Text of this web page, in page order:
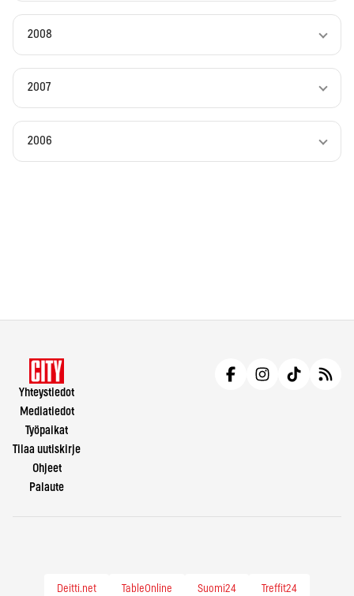
2008
2007
2006
Yhteystiedot
Mediatiedot
Työpaikat
Tilaa uutiskirje
Ohjeet
Palaute
Deitti.net TableOnline Suomi24 Treffit24